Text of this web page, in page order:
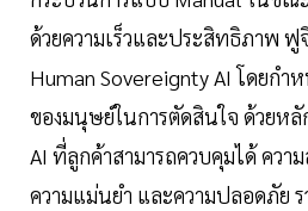
ด้วยความเร็วและประสิทธิภาพ
Human Sovereignty AI โดยก
ของมนุษย์ในการตัดสินใจ ด้วยห
AI ที่ลูกค้าสามารถควบคุมได้ ควา
ความแม่นยำ และความปลอดภัย ร